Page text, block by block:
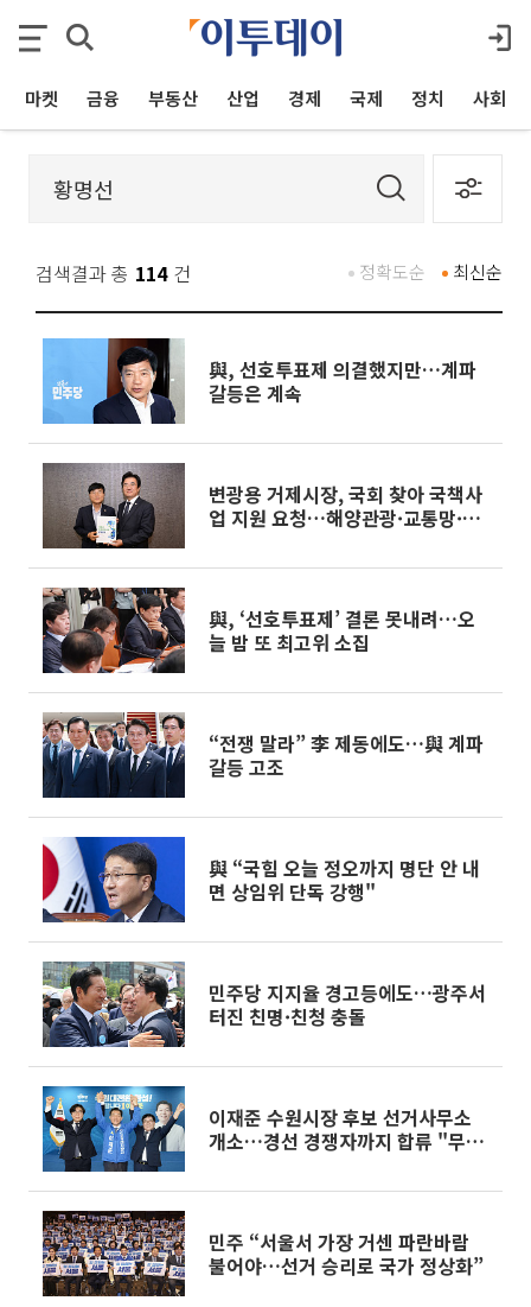
마켓 금융 부동산 산업 경제 국제 정치 사회
검색결과 총 114 건 최신순
정확도순
與, 선호투표제 의결했지만…계파
갈등은 계속
변광용 거제시장, 국회 찾아 국책사
업 지원 요청…해양관광·교통망·조
與, ‘선호투표제’ 결론 못내려…오
늘 밤 또 최고위 소집
“전쟁 말라” 李 제동에도…與 계파
갈등 고조
與 “국힘 오늘 정오까지 명단 안 내
면 상임위 단독 강행"
민주당 지지율 경고등에도…광주서
터진 친명·친청 충돌
이재준 수원시장 후보 선거사무소
개소…경선 경쟁자까지 합류 "무적
민주 “서울서 가장 거센 파란바람
불어야…선거 승리로 국가 정상화”